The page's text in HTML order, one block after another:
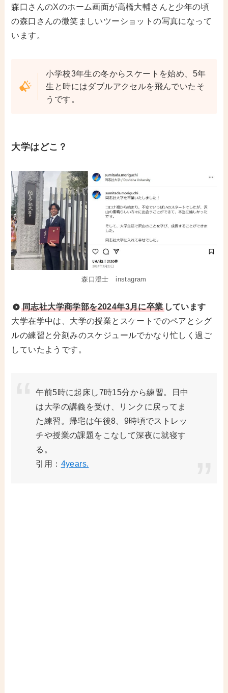
森口さんのXのホーム画面が高橋大輔さんと少年の頃
の森口さんの微笑ましいツーショットの写真になって
います。
小学校3年生の冬からスケートを始め、5年
生と時にはダブルアクセルを飛んでいたそ
うです。
大学はどこ？
森口澄士 instagram
同志社大学商学部を2024年3月に卒業しています
大学在学中は、大学の授業とスケートでのペアとシグ
ルの練習と分刻みのスケジュールでかなり忙しく過ご
していたようです。
午前5時に起床し7時15分から練習。日中
は大学の講義を受け、リンクに戻ってま
た練習。帰宅は午後8、9時頃でストレッ
チや授業の課題をこなして深夜に就寝す
る。
引用： 4years.